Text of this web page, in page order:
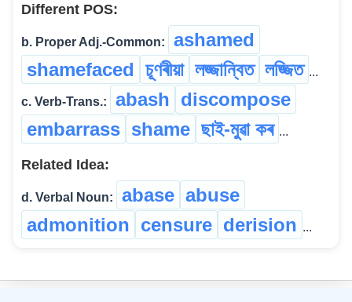
Different POS:
b. Proper Adj.-Common:
ashamed
shamefaced চূণৰীয়া লজ্জান্বিত লজ্জিত ...
c. Verb-Trans.: abash discompose
embarrass shame ছাই-মুৱা কৰ ...
Related Idea:
d. Verbal Noun: abase abuse
admonition censure derision ...